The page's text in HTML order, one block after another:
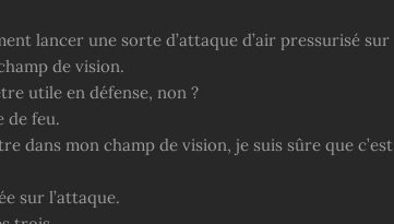
lancer une sorte d’attaque d’air pressurisé sur
de vision.
utile en défense, non ?
de feu.
dans mon champ de vision, je suis sûre que c’est
sur l’attaque.